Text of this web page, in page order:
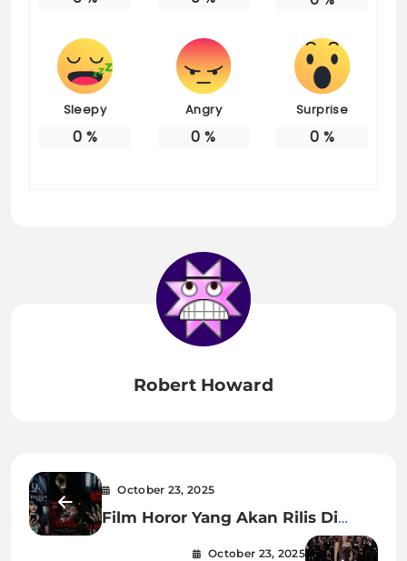
Sleepy
0 %
Angry
0 %
Surprise
0 %
Robert Howard
October 23, 2025
Film Horor Yang Akan Rilis Di
October 23, 2025